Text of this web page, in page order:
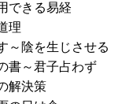
できる易経
理
～陰を生じさせる
書～君子占わず
解決策